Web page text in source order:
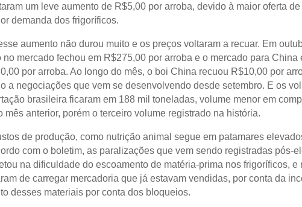
um leve aumento de R$5,00 por arroba, devido à maior oferta
demanda dos frigoríficos.
aumento não durou muito e os preços voltaram a recuar. Em
no mercado fechou em R$275,00 por arroba e o mercado para China
por arroba. Ao longo do mês, o boi China recuou R$10,00 por
a negociações que vem se desenvolvendo desde setembro. E os
brasileira ficaram em 188 mil toneladas, volume menor em
mês anterior, porém o terceiro volume registrado na história.
de produção, como nutrição animal segue em patamares
com o boletim, as paralizações que vem sendo registradas pós-
na dificuldade do escoamento de matéria-prima nos frigoríficos, e
de carregar mercadoria que já estavam vendidas, por conta da
desses materiais por conta dos bloqueios.